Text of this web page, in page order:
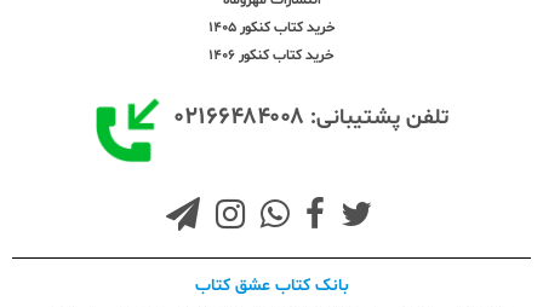
خرید کتاب کنکور 1405
خرید کتاب کنکور 1406
تلفن پشتیبانی: ۰۲۱۶۶۴۸۴۰۰۸
بانک کتاب عشق کتاب